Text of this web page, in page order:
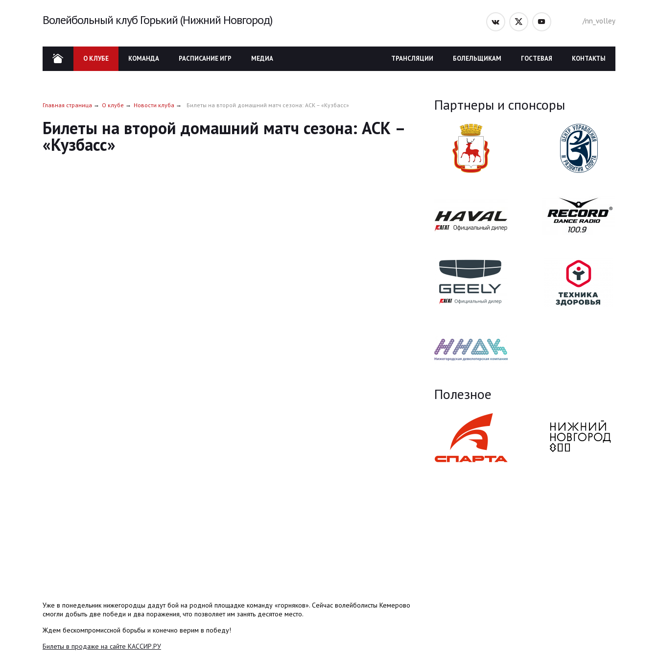
Волейбольный клуб Горький (Нижний Новгород) /nn_volley
О КЛУБЕ КОМАНДА РАСПИСАНИЕ ИГР МЕДИА КОНТАКТЫ
ГОСТЕВАЯ
БОЛЕЛЬЩИКАМ
ТРАНСЛЯЦИИ
Главная страница О клубе Новости клуба Билеты на второй домашний матч сезона: АСК – «Кузбасс»
Билеты на второй домашний матч сезона: АСК –
«Кузбасс»
Уже в понедельник нижегородцы дадут бой на родной площадке команду «горняков». Сейчас волейболисты Кемерово
смогли добыть две победи и два поражения, что позволяет им занять десятое место.
Ждем бескомпромиссной борьбы и конечно верим в победу!
Билеты в продаже на сайте КАССИР.РУ
Партнеры и спонсоры
Полезное